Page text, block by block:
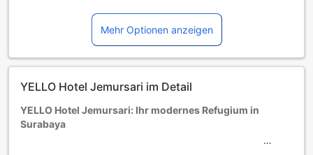
0 bis 2 Jahre alte Kleinkinder
Übernachten kostenlos, wenn vorhandene Betten genutzt
werden. Hinweis: Kinderbetten sind in begrenzter Anzahl
verfügbar und möglicherweise mit einer Zusatzgebühr
Kinder von 3 bis einschließlich 8 Jahren
benutzt.
Gäste ab 9 Jahren gelten als Erwachsene
Mehr Optionen anzeigen
YELLO Hotel Jemursari im Detail
YELLO Hotel Jemursari: Ihr modernes Refugium in
Surabaya